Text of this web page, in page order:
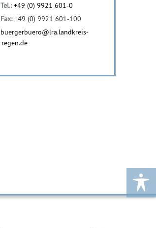
Tel.:+49 (0) 9921 601-0
Fax:+49 (0) 9921 601-100
buergerbuero@lra.landkreis-
regen.de